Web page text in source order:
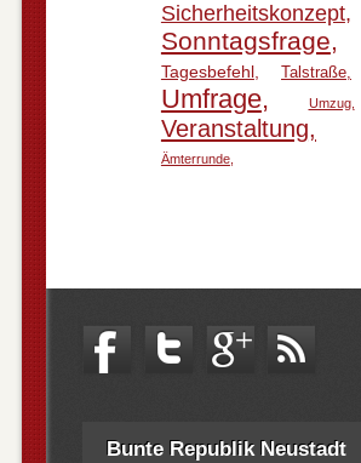
Sicherheitskonzept
Sonntagsfrage
Tagesbefehl Talstraße
Umfrage Umzug
Veranstaltung
Ämterrunde
Bunte Republik Neustadt